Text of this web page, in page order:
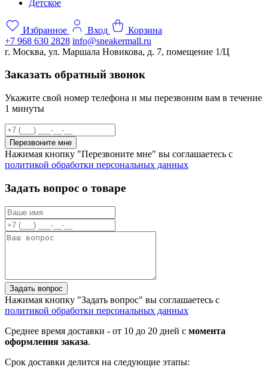
Детское
Избранное Вход
Корзина
+7 968 630 2828 info@sneakermall.ru
г. Москва, ул. Маршала Новикова, д. 7, помещение 1/Ц
Заказать обратный звонок
Укажите свой номер телефона и мы перезвоним вам в течение
1 минуты
Перезвоните мне
Нажимая кнопку "Перезвоните мне" вы соглашаетесь с
политикой обработки персональных данных
Задать вопрос о товаре
Задать вопрос
Нажимая кнопку "Задать вопрос" вы соглашаетесь с
политикой обработки персональных данных
Среднее время доставки - от 10 до 20 дней с момента
оформления заказа.
Срок доставки делится на следующие этапы: